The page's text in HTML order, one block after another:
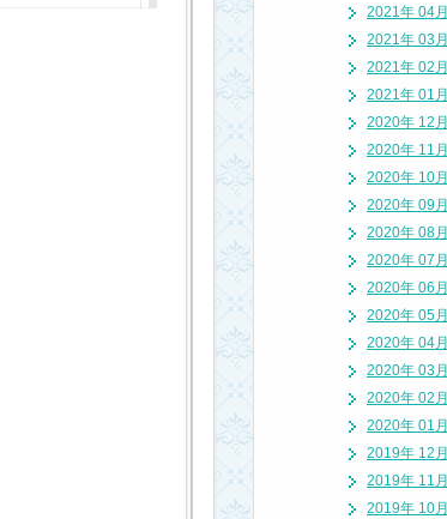
2021年 04月
2021年 03月
2021年 02月
2021年 01月
2020年 12月
2020年 11月
2020年 10月
2020年 09月
2020年 08月
2020年 07月
2020年 06月
2020年 05月
2020年 04月
2020年 03月
2020年 02月
2020年 01月
2019年 12月
2019年 11月
2019年 10月